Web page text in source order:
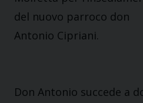
del nuovo parroco don
Antonio Cipriani.
Don Antonio succede a